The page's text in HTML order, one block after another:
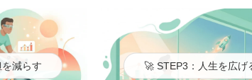
減らす 🚀 STEP3：人生を広げ